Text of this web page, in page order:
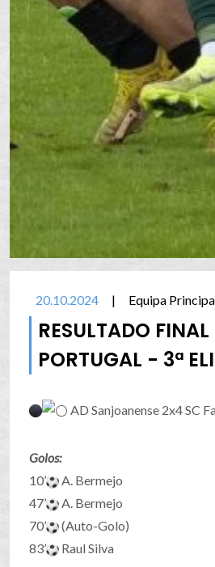
20.10.2024 | Equipa
RESULTADO
PORTUGAL - 3ª
AD Sanjoanense 2x4 SC
Golos:
10’
A. Bermejo
47’
A. Bermejo
70’
(Auto-Golo)
83’
Raul Silva